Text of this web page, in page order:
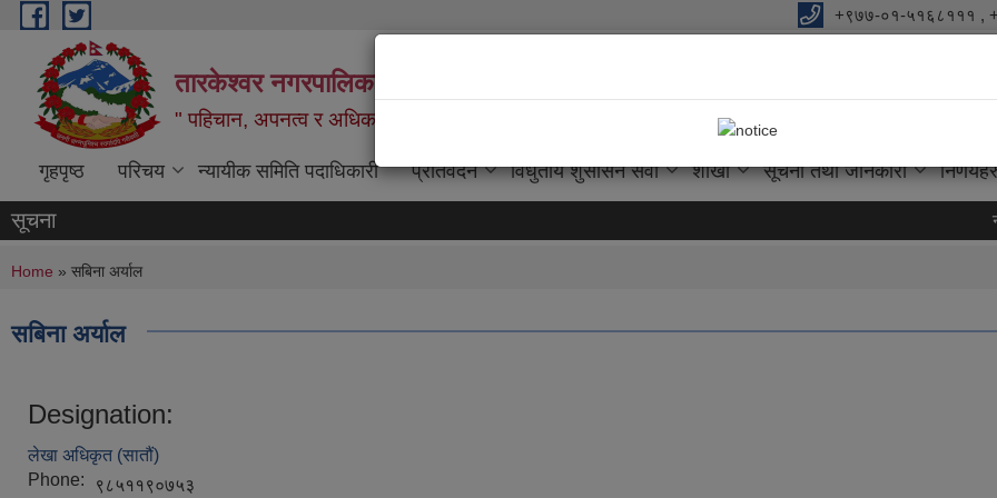
Skip to main content +९७७-०१-५१६८१११ ,
तारकेश्वर नगरपालिका, नगरकार्यपालिकाको कार्यालय
" पहिचान, अपनत्व र अधिकार: दिगो विकासको आधार "
गृहपृष्ठ परिचय न्यायीक समिति पदाधिकारी प्रतिवेदन विधुतीय शुसासन सेवा शाखा सूचना तथा जानकारी
सूचना
You are here
Home » सबिना अर्याल
सबिना अर्याल
Designation:
लेखा अधिकृत (सातौं)
Phone:
९८५११९०७५३